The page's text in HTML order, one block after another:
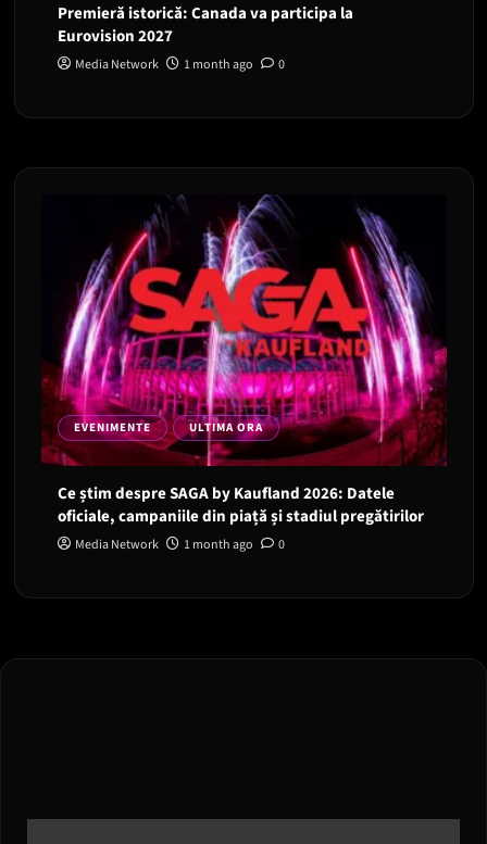
Premieră istorică: Canada va participa la
Eurovision 2027
Media Network 1 month ago 0
EVENIMENTE ULTIMA ORA
Ce știm despre SAGA by Kaufland 2026: Datele
oficiale, campaniile din piață și stadiul pregătirilor
Media Network 1 month ago 0